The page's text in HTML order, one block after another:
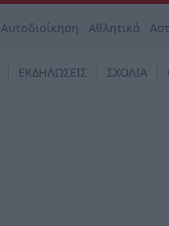
Αυτοδιοίκηση Αθλητικά
ΕΚΔΗΛΩΣΕΙΣ ΣΧΟΛΙΑ